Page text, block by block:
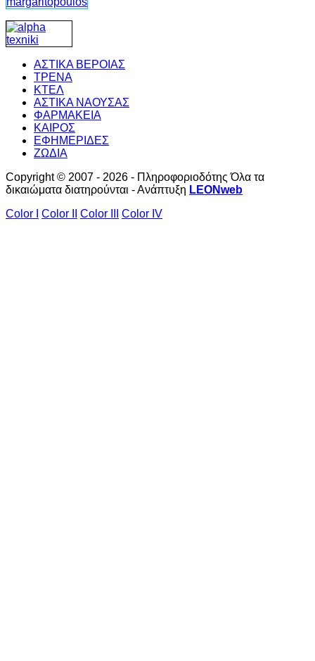
ΑΣΤΙΚΑ ΒΕΡΟΙΑΣ
ΤΡΕΝΑ
ΚΤΕΛ
ΑΣΤΙΚΑ ΝΑΟΥΣΑΣ
ΦΑΡΜΑΚΕΙΑ
ΚΑΙΡΟΣ
ΕΦΗΜΕΡΙΔΕΣ
ΖΩΔΙΑ
Copyright © 2007 - 2026 - Πληροφοριοδότης Όλα τα
δικαιώματα διατηρούνται - Ανάπτυξη LEONweb
Color I
Color II Color III Color IV